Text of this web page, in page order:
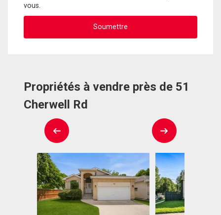
vous.
Propriétés à vendre près de 51
Cherwell Rd